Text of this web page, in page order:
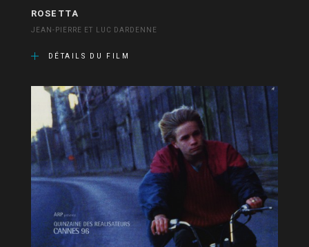
ROSETTA
JEAN-PIERRE ET LUC DARDENNE
DÉTAILS DU FILM